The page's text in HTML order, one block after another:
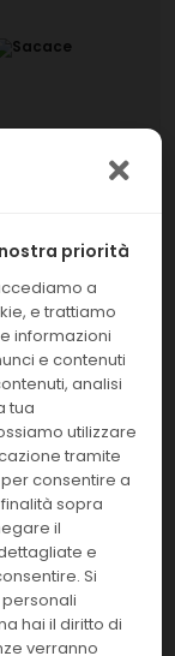
priorità
a
e trattiamo
informazioni
e contenuti
analisi
tua
utilizzare
tramite
consentire a
sopra
il
e
Si
hai il diritto di
verranno